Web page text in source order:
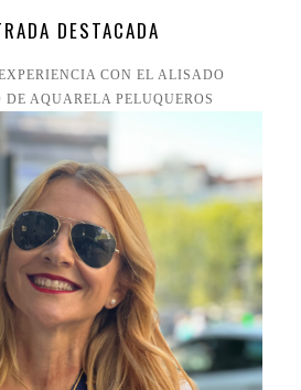
DESTACADA
CON EL ALISADO
DE AQUARELA PELUQUEROS